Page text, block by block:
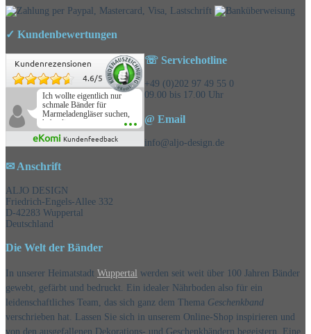
✓ Kundenbewertungen
Kundenrezensionen
4.6/5
Ich wollte eigentlich nur
schmale Bänder für
Marmeladengläser suchen,
habe die
Überraschungsbänder
mitbestellt und war positiv
überrascht, schöne
eKomi Kundenfeedback
☏ Servicehotline
+49 (0)202 97 49 55 0
09.00 bis 17.00 Uhr
@ Email
info@aljo-design.de
✉ Anschrift
ALJO DESIGN
Friedrich-Engels-Allee 332
D-42283 Wuppertal
Deutschland
Die Welt der Bänder
In unserer Heimatstadt Wuppertal werden seit weit über 100 Jahren Bänder
gewebt, gefärbt und bedruckt. Ein idealer Nährboden also für ein
leidenschaftliches Team, das sich ganz dem Thema Geschenkband
verschrieben hat. Lassen Sie sich in unserem Online-Shop inspirieren und
von den ausgefallenen Dekorations- und Geschenkbändern begeistern. Eine